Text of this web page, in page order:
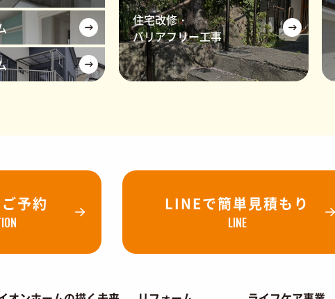
住宅改修・
バリアフリー工事
予約 LINEで簡単見積もり
LINE